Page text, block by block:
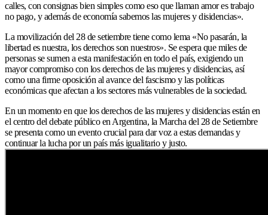
calles, con consignas bien simples como eso que llaman amor es trabajo
no pago, y además de economía sabemos las mujeres y disidencias».
La movilización del 28 de setiembre tiene como lema «No pasarán, la
libertad es nuestra, los derechos son nuestros». Se espera que miles de
personas se sumen a esta manifestación en todo el país, exigiendo un
mayor compromiso con los derechos de las mujeres y disidencias, así
como una firme oposición al avance del fascismo y las políticas
económicas que afectan a los sectores más vulnerables de la sociedad.
En un momento en que los derechos de las mujeres y disidencias están en
el centro del debate público en Argentina, la Marcha del 28 de Setiembre
se presenta como un evento crucial para dar voz a estas demandas y
continuar la lucha por un país más igualitario y justo.